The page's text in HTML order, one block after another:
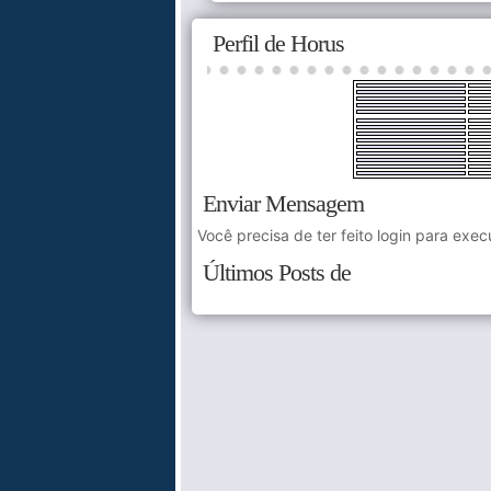
Perfil de Horus
Enviar Mensagem
Você precisa de ter feito login para
Últimos Posts de